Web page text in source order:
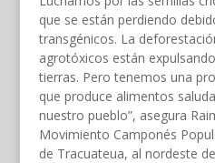
que se están perdiendo
transgénicos. La
agrotóxicos están
tierras. Pero tenemos una
que produce alimentos
nuestro pueblo”, asegura
Movimiento Camponés
de Tracuateua, al nordeste